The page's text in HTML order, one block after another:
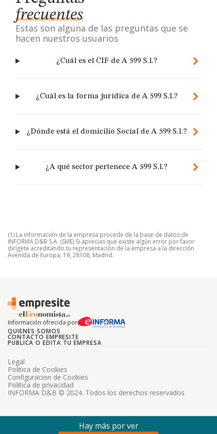
frecuentes
Estas son alguna de las preguntas que se
hacen nuestros usuarios
¿Cuál es el CIF de A 599 S.l.?
¿Cuál es la forma jurídica de A 599 S.l.?
¿Dónde está el domicilio Social de A 599 S.l.?
¿A qué sector pertenece A 599 S.l.?
(1) La información de la empresa procede de la base de datos de
INFORMA D&B S.A. (SME) Si aprecias que existe algún error por favor
dirígete acreditando tu representación de la empresa a la dirección
Avenida de Europa, 19, 28108, Madrid.
Información ofrecida por
QUIENES SOMOS
CONTACTO EMPRESITE
PUBLICA O EDITA TU EMPRESA
INFORMA D&B © 2024. Todos los derechos reservados
Legal
Politica de Cookies
Configuracion de Cookies
Politica de privacidad
Hay más por ver